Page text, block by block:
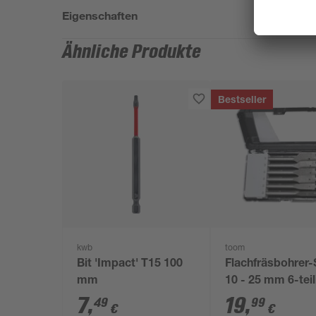
Eigenschaften
Ähnliche Produkte
kwb
Bit 'Impact' T15 100
mm
7,49 €
Bestseller
toom
10 - 25 mm 6-
19,99 €